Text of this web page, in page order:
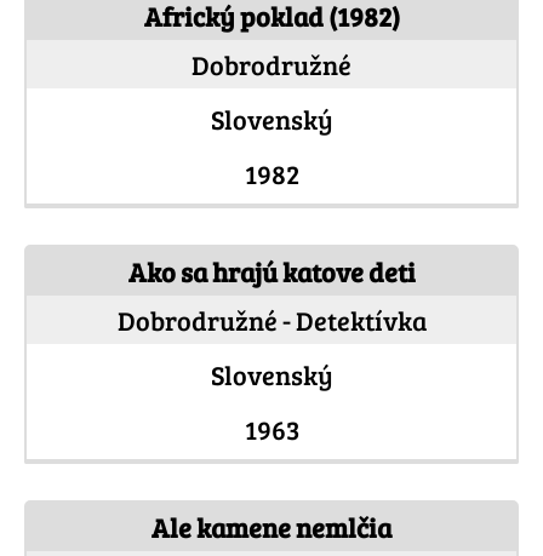
Africký poklad (1982)
Dobrodružné
Slovenský
1982
Ako sa hrajú katove deti
Dobrodružné - Detektívka
Slovenský
1963
Ale kamene nemlčia